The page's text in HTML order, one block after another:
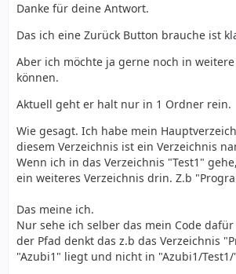
Danke für deine Antwort.
Das ich eine Zurück Button brauche ist
Aber ich möchte ja gerne noch in
können.
Aktuell geht er halt nur in 1 Ordner rein.
Wie gesagt. Ich habe mein
diesem Verzeichnis ist ein Verzeichnis
Wenn ich in das Verzeichnis "Test1"
ein weiteres Verzeichnis drin. Z.b
Das meine ich.
Nur sehe ich selber das mein Code
der Pfad denkt das z.b das Verzeichnis
"Azubi1" liegt und nicht in "Azubi1/Test1/